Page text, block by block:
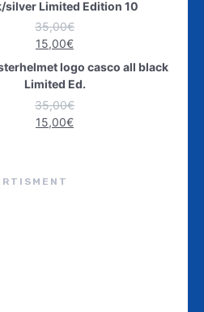
silver Limited Edition 10
35,00€
15,00€
logo casco all black
Limited Ed.
35,00€
15,00€